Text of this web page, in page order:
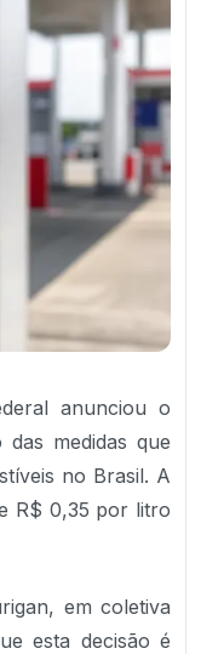
anunciou o
medidas que
no Brasil. A
R$ 0,35 por litro
em coletiva
esta decisão é